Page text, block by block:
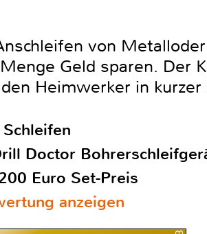
von
Geld sparen. Der
Heimwerker in kurzer
Schleifen
Doctor
Euro Set-Preis
anzeigen